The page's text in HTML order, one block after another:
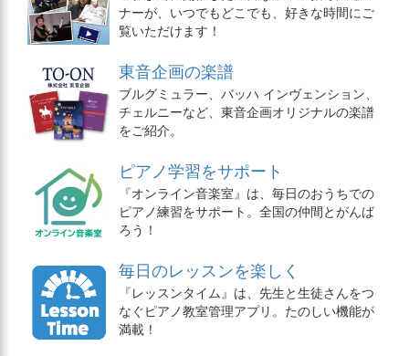
ナーが、いつでもどこでも、好きな時間にご
覧いただけます！
東音企画の楽譜
ブルグミュラー、バッハ インヴェンション、
チェルニーなど、東音企画オリジナルの楽譜
をご紹介。
ピアノ学習をサポート
『オンライン音楽室』は、毎日のおうちでの
ピアノ練習をサポート。全国の仲間とがんば
ろう！
毎日のレッスンを楽しく
『レッスンタイム』は、先生と生徒さんをつ
なぐピアノ教室管理アプリ。たのしい機能が
満載！